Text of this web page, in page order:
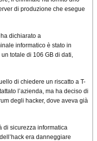
di produzione che esegue
dichiarato a
informatico è stato in
totale di 106 GB di dati,
di chiedere un riscatto a T-
l’azienda, ma ha deciso di
degli hacker, dove aveva già
di sicurezza informatica
era danneggiare